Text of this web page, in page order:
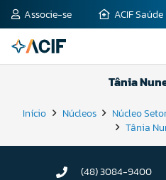
Associe-se ACIF Saúde
Tânia
Início Núcleos
Núcleo
Tânia
(48) 3084-9400